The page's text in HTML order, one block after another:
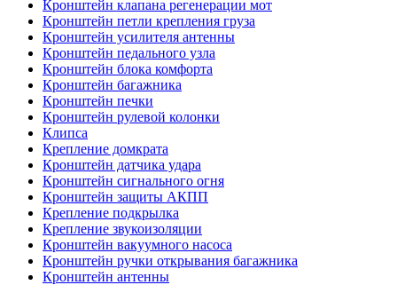
Кронштейн клапана регенерации мот
Кронштейн петли крепления груза
Кронштейн усилителя антенны
Кронштейн педального узла
Кронштейн блока комфорта
Кронштейн багажника
Кронштейн печки
Кронштейн рулевой колонки
Клипса
Крепление домкрата
Кронштейн датчика удара
Кронштейн сигнального огня
Кронштейн защиты АКПП
Крепление подкрылка
Крепление звукоизоляции
Кронштейн вакуумного насоса
Кронштейн ручки открывания багажника
Кронштейн антенны